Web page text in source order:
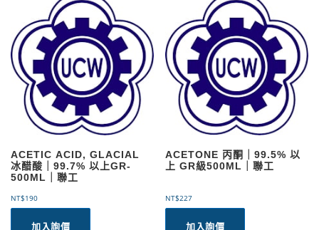
ACETIC ACID, GLACIAL
冰醋酸｜99.7% 以上GR-
500ML｜聯工
NT$190
加入詢價
ACETONE 丙酮｜99.5% 以
上 GR級500ML｜聯工
NT$227
加入詢價